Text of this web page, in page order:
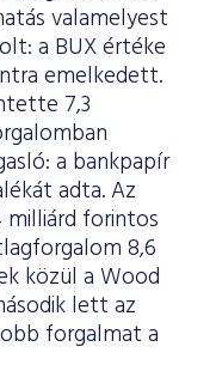
valamelyest
a BUX értéke
emelkedett.
7,3
a bankpapír
adta. Az
milliárd forintos
8,6
közül a Wood
lett az
forgalmat a